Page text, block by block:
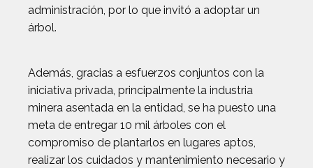
administración, por lo que invitó a adoptar un
árbol.
Además, gracias a esfuerzos conjuntos con la
iniciativa privada, principalmente la industria
minera asentada en la entidad, se ha puesto una
meta de entregar 10 mil árboles con el
compromiso de plantarlos en lugares aptos,
realizar los cuidados y mantenimiento necesario y